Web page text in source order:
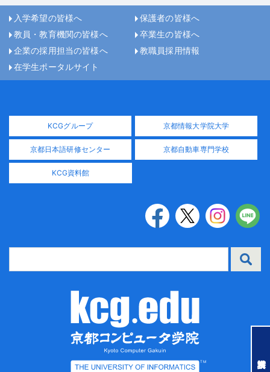
入学希望の皆様へ
保護者の皆様へ
教員・教育機関の皆様へ
卒業生の皆様へ
企業の採用担当の皆様へ
教職員採用情報
在学生ポータルサイト
KCGグループ 京都情報大学院大学
京都日本語研修センター 京都自動車専門学校
KCG資料館
TM